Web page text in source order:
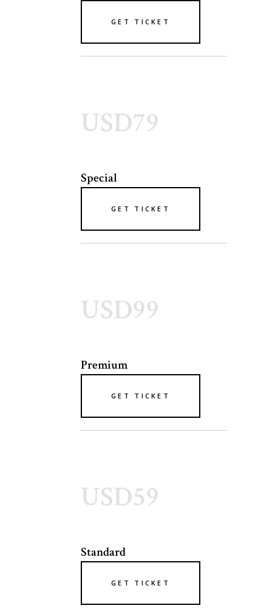
GET TICKET
USD79
Special
GET TICKET
USD99
Premium
GET TICKET
USD59
Standard
GET TICKET